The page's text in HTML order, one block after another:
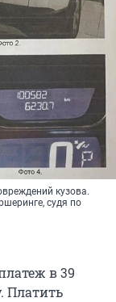
кузова.
судя по
в 39
Платить